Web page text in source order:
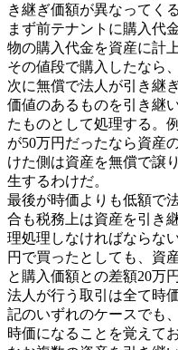
き継ぎ価額が異なってくる
まず前テナントに購入代
物の購入代金を資産に計
その値段で購入したなら
次に無償で法人が引き継
価値のあるものを引き継
たものとして処理する。
が50万円だったなら資産
けた側は資産を無償で譲
生するわけだ。
最後が時価よりも低額で
合も税務上は資産を引き
理処理しなければならな
円で買ったとしても、資
と購入価額との差額20万
法人が行う取引は全て時
記のいずれのケースでも
時価になることを覚えて